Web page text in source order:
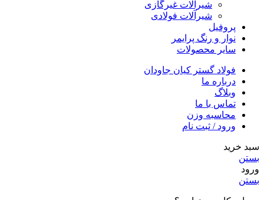
شیرآلات غیرگازی
شیرآلات فولادی
پروفیل
نوار و رنگ پرایمر
سایر محصولات
فولاد گستر کیان جاودان
درباره ما
وبلاگ
تماس با ما
محاسبه وزن
ورود / ثبت نام
سبد خرید
بستن
ورود
بستن